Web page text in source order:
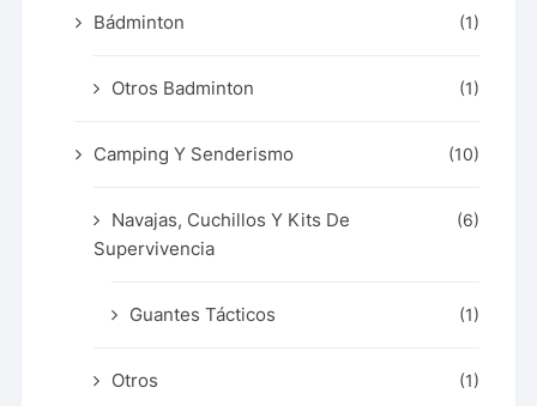
Bádminton (1)
Otros Badminton (1)
Camping Y Senderismo (10)
Navajas, Cuchillos Y Kits De
Supervivencia
(6)
Guantes Tácticos (1)
Otros (1)